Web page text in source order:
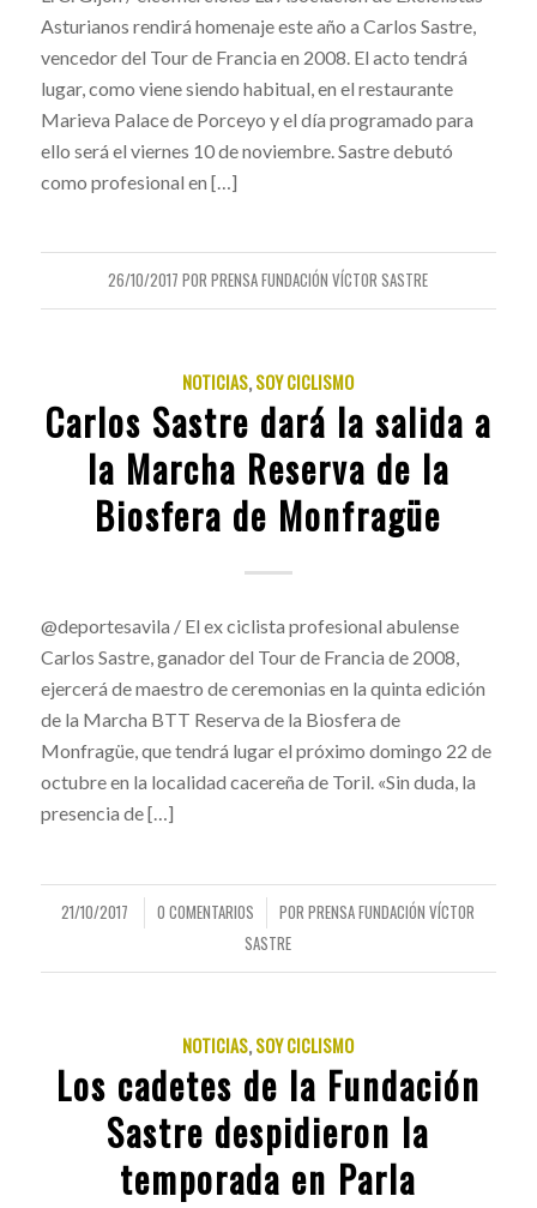
Asturianos rendirá homenaje este año a Carlos Sastre,
vencedor del Tour de Francia en 2008. El acto tendrá
lugar, como viene siendo habitual, en el restaurante
Marieva Palace de Porceyo y el día programado para
ello será el viernes 10 de noviembre. Sastre debutó
como profesional en […]
26/10/2017 PORPRENSA FUNDACIÓN VÍCTOR SASTRE
NOTICIAS,SOY CICLISMO
Carlos Sastre dará la salida a
la Marcha Reserva de la
Biosfera de Monfragüe
@deportesavila / El ex ciclista profesional abulense
Carlos Sastre, ganador del Tour de Francia de 2008,
ejercerá de maestro de ceremonias en la quinta edición
de la Marcha BTT Reserva de la Biosfera de
Monfragüe, que tendrá lugar el próximo domingo 22 de
octubre en la localidad cacereña de Toril. «Sin duda, la
presencia de […]
21/10/2017
/ 0 COMENTARIOS
/ PORPRENSA FUNDACIÓN VÍCTOR
SASTRE
NOTICIAS,SOY CICLISMO
Los cadetes de la Fundación
Sastre despidieron la
temporada en Parla